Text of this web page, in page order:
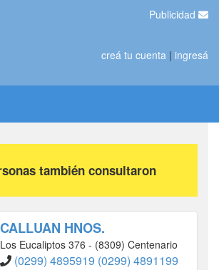
Publicidad
creá tu cuenta | ingresá
también consultaron
CALLUAN HNOS.
Los Eucaliptos 376 - (8309) Centenario
(0299) 4895919 (0299) 4891199